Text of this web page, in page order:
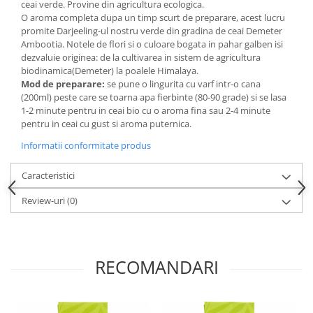
Budinca bio
Indulcitori bio
Inghetata bio si decoratiuni
Ingrediente bio pentru copt
Masline bio si antipasti
Antipasti bio
Masline bio
Pesto bio
Musli si terci
Fulgi din cereale bio
Musli bio
ceai verde. Provine din agricultura ecologica.
O aroma completa dupa un timp scurt de preparare, acest lucru
promite Darjeeling-ul nostru verde din gradina de ceai Demeter
Ambootia. Notele de flori si o culoare bogata in pahar galben isi
dezvaluie originea: de la cultivarea in sistem de agricultura
biodinamica(Demeter) la poalele Himalaya.
Mod de preparare: se pune o lingurita cu varf intr-o cana
(200ml) peste care se toarna apa fierbinte (80-90 grade) si se lasa
1-2 minute pentru in ceai bio cu o aroma fina sau 2-4 minute
pentru in ceai cu gust si aroma puternica.
Informatii conformitate produs
Caracteristici
Review-uri(0)
RECOMANDARI